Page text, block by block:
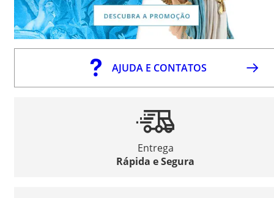
AJUDA E CONTATOS
Entrega
Rápida e Segura